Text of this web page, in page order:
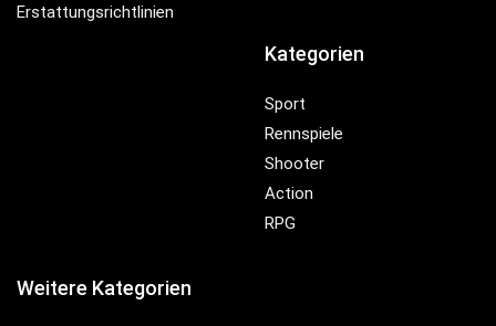
Erstattungsrichtlinien
Kategorien
Sport
Rennspiele
Shooter
Action
RPG
Weitere Kategorien